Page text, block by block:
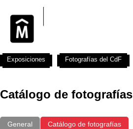
Catálogo de fotografías
General Catálogo de fotografías
Exposiciones Fotografías del CdF